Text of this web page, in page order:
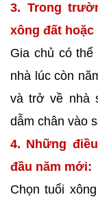
3. Trong
xông đất
Gia chủ có
nhà lúc còn
và trở về nhà
dẫm chân vào
4. Những
đầu năm mới:
Chọn tuổi